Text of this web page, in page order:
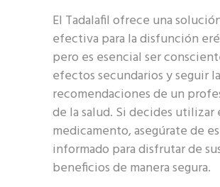
El Tadalafil ofrece una
efectiva para la disfunción
pero es esencial ser
efectos secundarios y seguir
recomendaciones de un
de la salud. Si decides utilizar
medicamento, asegúrate de
informado para disfrutar de
beneficios de manera segura.